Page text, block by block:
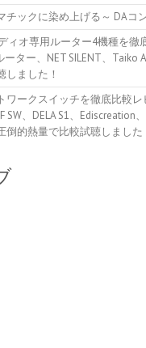
チックに染め上げる～ DAコ
ィオ専用ルーター4機種を徹
ーター、NET SILENT、Taiko
しました！
ワークスイッチを徹底比較レ
SW、DELA S1、
倒的熱量で比較試聴しました